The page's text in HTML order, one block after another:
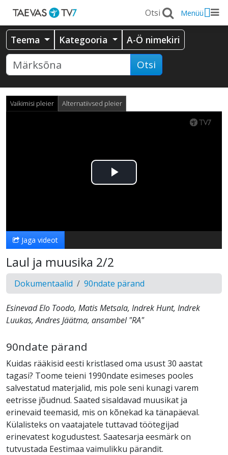
Menüü
Teema Kategooria A-Ö nimekiri
Otsi
Vaikimisi pleier Alternatiivsed pleier
Esita
Jaga videot
Laul ja muusika 2/2
Dokumentaalid 90ndate pärand
Esinevad Elo Toodo, Matis Metsala, Indrek Hunt, Indrek
Luukas, Andres Jäätma, ansambel "RA"
90ndate pärand
Kuidas rääkisid eesti kristlased oma usust 30 aastat
tagasi? Toome teieni 1990ndate esimeses pooles
salvestatud materjalid, mis pole seni kunagi varem
eetrisse jõudnud. Saated sisaldavad muusikat ja
erinevaid teemasid, mis on kõnekad ka tänapäeval.
Külalisteks on vaatajatele tuttavad töötegijad
erinevatest kogudustest. Saatesarja eesmärk on
tutvustada Eestimaa vaimulikku pärandit.